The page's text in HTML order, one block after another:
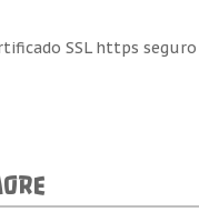
SSL https